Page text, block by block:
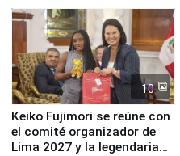
10
Keiko Fujimori se reúne con
el comité organizador de
Lima 2027 y la legendaria